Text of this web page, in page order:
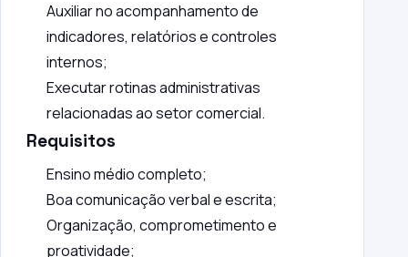
Auxiliar no acompanhamento de
indicadores, relatórios e controles
internos;
Executar rotinas administrativas
relacionadas ao setor comercial.
Requisitos
Ensino médio completo;
Boa comunicação verbal e escrita;
Organização, comprometimento e
proatividade;